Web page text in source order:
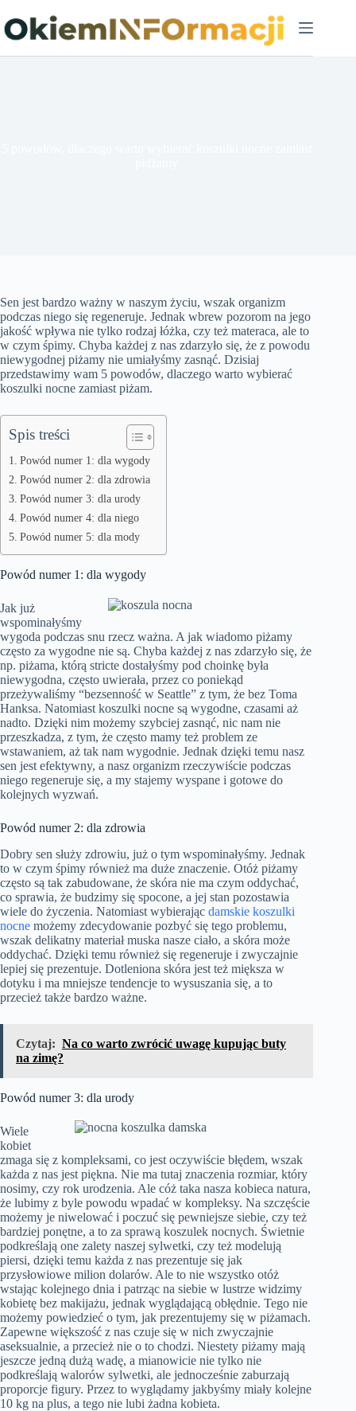
do
treści
Sen jest bardzo ważny w naszym życiu, wszak organizm
podczas niego się regeneruje. Jednak wbrew pozorom na jego
jakość wpływa nie tylko rodzaj łóżka, czy też materaca, ale to
w czym śpimy. Chyba każdej z nas zdarzyło się, że z powodu
niewygodnej piżamy nie umiałyśmy zasnąć. Dzisiaj
przedstawimy wam 5 powodów, dlaczego warto wybierać
koszulki nocne zamiast piżam.
Spis treści
Powód numer 1: dla wygody
Powód numer 2: dla zdrowia
Powód numer 3: dla urody
Powód numer 4: dla niego
Powód numer 5: dla mody
Powód numer 1: dla wygody
Jak już
wspominałyśmy
wygoda podczas snu rzecz ważna. A jak wiadomo piżamy
często za wygodne nie są. Chyba każdej z nas zdarzyło się, że
np. piżama, którą stricte dostałyśmy pod choinkę była
niewygodna, często uwierała, przez co poniekąd
przeżywaliśmy “bezsenność w Seattle” z tym, że bez Toma
Hanksa. Natomiast koszulki nocne są wygodne, czasami aż
nadto. Dzięki nim możemy szybciej zasnąć, nic nam nie
przeszkadza, z tym, że często mamy też problem ze
wstawaniem, aż tak nam wygodnie. Jednak dzięki temu nasz
sen jest efektywny, a nasz organizm rzeczywiście podczas
niego regeneruje się, a my stajemy wyspane i gotowe do
kolejnych wyzwań.
Powód numer 2: dla zdrowia
Dobry sen służy zdrowiu, już o tym wspominałyśmy. Jednak
to w czym śpimy również ma duże znaczenie. Otóż piżamy
często są tak zabudowane, że skóra nie ma czym oddychać,
co sprawia, że budzimy się spocone, a jej stan pozostawia
wiele do życzenia. Natomiast wybierając damskie koszulki
nocne możemy zdecydowanie pozbyć się tego problemu,
wszak delikatny materiał muska nasze ciało, a skóra może
oddychać. Dzięki temu również się regeneruje i zwyczajnie
lepiej się prezentuje. Dotleniona skóra jest też miększa w
dotyku i ma mniejsze tendencje to wysuszania się, a to
przecież także bardzo ważne.
Czytaj: Na co warto zwrócić uwagę kupując buty
na zimę?
Powód numer 3: dla urody
Wiele
kobiet
zmaga się z kompleksami, co jest oczywiście błędem, wszak
każda z nas jest piękna. Nie ma tutaj znaczenia rozmiar, który
nosimy, czy rok urodzenia. Ale cóż taka nasza kobieca natura,
że lubimy z byle powodu wpadać w kompleksy. Na szczęście
możemy je niwelować i poczuć się pewniejsze siebie, czy też
bardziej ponętne, a to za sprawą koszulek nocnych. Świetnie
podkreślają one zalety naszej sylwetki, czy też modelują
piersi, dzięki temu każda z nas prezentuje się jak
przysłowiowe milion dolarów. Ale to nie wszystko otóż
wstając kolejnego dnia i patrząc na siebie w lustrze widzimy
kobietę bez makijażu, jednak wyglądającą obłędnie. Tego nie
możemy powiedzieć o tym, jak prezentujemy się w piżamach.
Zapewne większość z nas czuje się w nich zwyczajnie
aseksualnie, a przecież nie o to chodzi. Niestety piżamy mają
jeszcze jedną dużą wadę, a mianowicie nie tylko nie
podkreślają walorów sylwetki, ale jednocześnie zaburzają
proporcje figury. Przez to wyglądamy jakbyśmy miały kolejne
10 kg na plus, a tego nie lubi żadna kobieta.